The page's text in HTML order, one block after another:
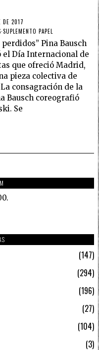
DE 2017
·SUPLEMENTO PAPEL
Pina Bausch
el Día Internacional de
que ofreció Madrid,
pieza colectiva de
consagración de la
Bausch coreografió
Se
147
294
196
27
104
3